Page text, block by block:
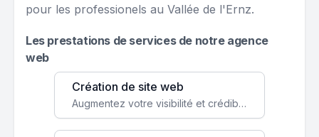
pour les professionels au Vallée de l'Ernz.
Les prestations de services de notre agence
web
Création de site web
Augmentez votre visibilité et crédibilité en ligne avec un site web performant, conçu pour attirer plus de clients.